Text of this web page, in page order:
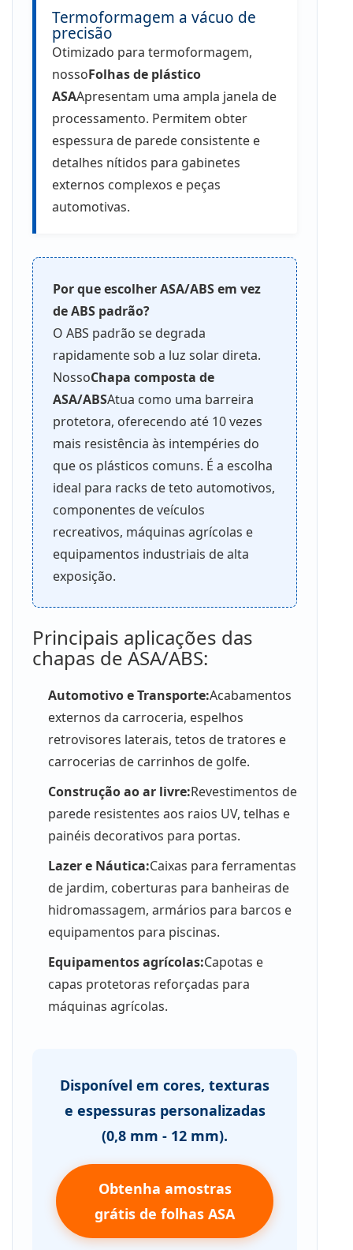
Termoformagem a vácuo de
precisão
Otimizado para termoformagem,
nossoFolhas de plástico
ASAApresentam uma ampla janela de
processamento. Permitem obter
espessura de parede consistente e
detalhes nítidos para gabinetes
externos complexos e peças
automotivas.
Por que escolher ASA/ABS em vez
de ABS padrão?
O ABS padrão se degrada
rapidamente sob a luz solar direta.
NossoChapa composta de
ASA/ABSAtua como uma barreira
protetora, oferecendo até 10 vezes
mais resistência às intempéries do
que os plásticos comuns. É a escolha
ideal para racks de teto automotivos,
componentes de veículos
recreativos, máquinas agrícolas e
equipamentos industriais de alta
exposição.
Principais aplicações das
chapas de ASA/ABS:
Automotivo e Transporte:Acabamentos
externos da carroceria, espelhos
retrovisores laterais, tetos de tratores e
carrocerias de carrinhos de golfe.
Construção ao ar livre:Revestimentos de
parede resistentes aos raios UV, telhas e
painéis decorativos para portas.
Lazer e Náutica:Caixas para ferramentas
de jardim, coberturas para banheiras de
hidromassagem, armários para barcos e
equipamentos para piscinas.
Equipamentos agrícolas:Capotas e
capas protetoras reforçadas para
máquinas agrícolas.
Disponível em cores, texturas
e espessuras personalizadas
(0,8 mm - 12 mm).
Obtenha amostras
grátis de folhas ASA